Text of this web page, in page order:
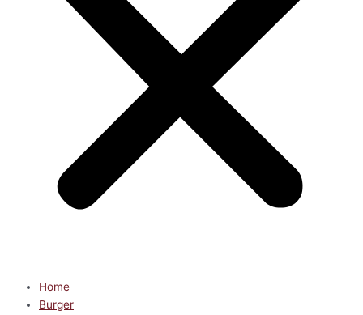
Home
Burger